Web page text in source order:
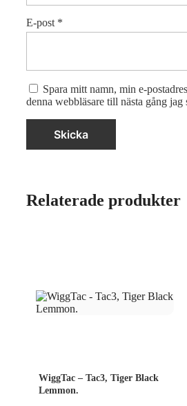
E-post *
Spara mitt namn, min e-
denna webbläsare till nästa gång
Relaterade produkter
WiggTac – Tac3, Tiger Black
Lemmon.